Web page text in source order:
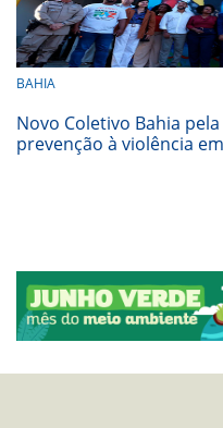
BAHIA
Novo Coletivo Bahia
prevenção à violência